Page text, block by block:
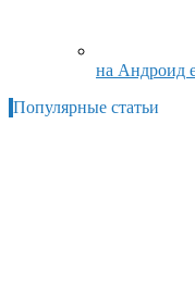
на Андроид
Популярные статьи